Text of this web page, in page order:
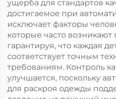
ущерба для стандартов
достигаемое при
исключает факторы
которые часто
гарантируя, что каждая
соответствует точным
требованиям. Контроль
улучшается, поскольку
для раскроя одежды